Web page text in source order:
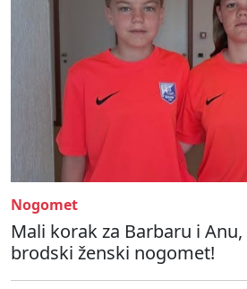
Nogomet
Mali korak za Barbaru i
brodski ženski nogomet!